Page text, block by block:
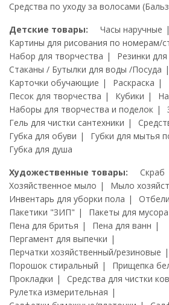
Средства по уходу за волосами
Детские товары:
Часы наручные
Картины для рисования по номерам/
Набор для творчества
Резинки
Стаканы / Бутылки для воды /Посуда
Карточки обучающие
Раскраска
Песок для творчества
Кубики
Наборы для творчества и поделок
Гель для чистки сантехники
Губка для обуви
Губки для мытья
Губка для душа
Художественные товары:
Скраб
Хозяйственное мыло
Мыло
Инвентарь для уборки пола
Пакетики "ЗИП"
Пакеты для мусора
Пена для бритья
Пена для ванн
Пергамент для выпечки
Перчатки хозяйственный/резиновые
Порошок стиральный
Прищепка
Прокладки
Средства для чистки
Рулетка измерительная